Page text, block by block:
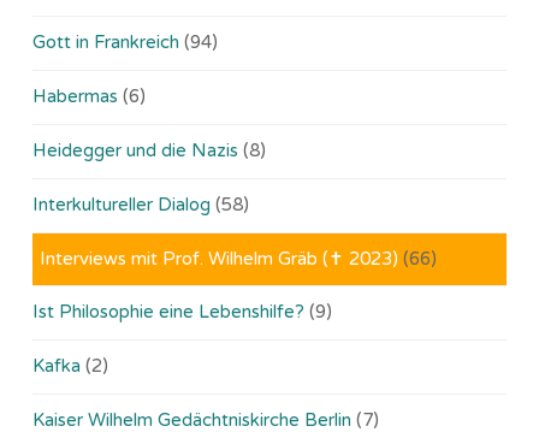
Gott in Frankreich (94)
Habermas (6)
Heidegger und die Nazis (8)
Interkultureller Dialog (58)
Interviews mit Prof. Wilhelm Gräb (✝ 2023) (66)
Ist Philosophie eine Lebenshilfe? (9)
Kafka (2)
Kaiser Wilhelm Gedächtniskirche Berlin (7)